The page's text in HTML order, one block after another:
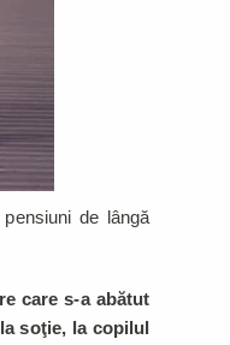
de lângă
care s-a abătut
soţie, la copilul